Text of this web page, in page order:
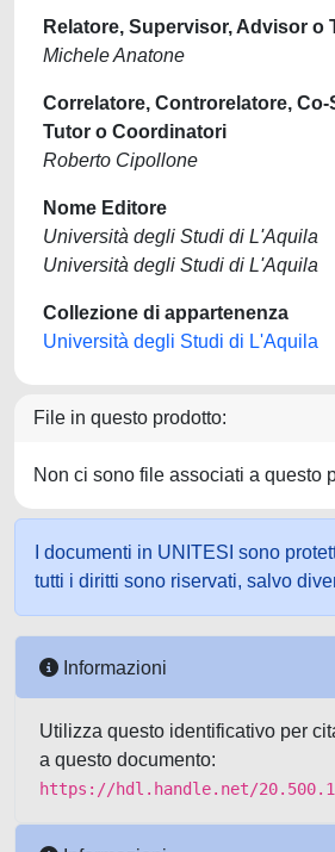
Relatore, Supervisor, Advisor o
Michele Anatone
Correlatore, Controrelatore,
Tutor o Coordinatori
Roberto Cipollone
Nome Editore
Università degli Studi di L'Aquila
Università degli Studi di L'Aquila
Collezione di appartenenza
Università degli Studi di L'Aquila
File in questo prodotto:
Non ci sono file associati a questo
I documenti in UNITESI sono
tutti i diritti sono riservati, salvo
Informazioni
Utilizza questo identificativo per
a questo documento:
https://hdl.handle.net/